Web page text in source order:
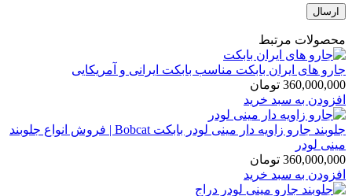
محصولات مرتبط
جارو های ایران بابکت مناسب بابکت ایرانی و آمریکایی
360,000,000 تومان
افزودن به سبد خرید
جلوبند جارو زاویه دار مینی لودر بابکت Bobcat | فروش انواع جلوبند
مینی لودر
360,000,000 تومان
افزودن به سبد خرید